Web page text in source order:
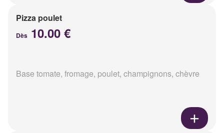
Pizza poulet
Dès 10.00 €
Base tomate, fromage, poulet, champignons, chèvre